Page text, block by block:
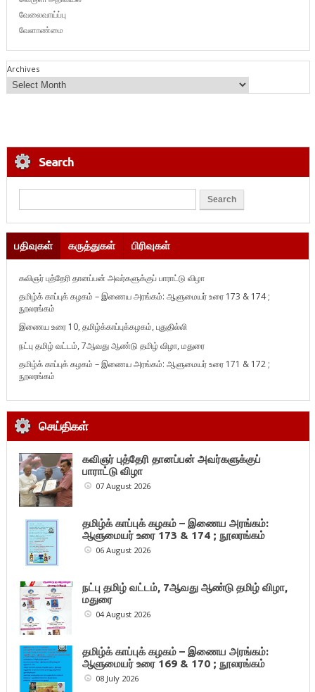
வேலைவாய்ப்பு
வேளாண்மை
Archives
Search
பதிவுகள் கருத்துகள் பிரிவுகள்
கவிஞர் புத்தேரி தானப்பன் அவர்களுக்குப் பாராட்டு விழா
தமிழ்க் காப்புக் கழகம் – இணைய அரங்கம்: ஆளுமையர் உரை 173 & 174 ;
நூலரங்கம்
இணைய உரை 10, தமிழ்க்காப்புக்கழகம், புதுதில்லி
நட்பு தமிழ் வட்டம், 7ஆவது ஆண்டு தமிழ் விழா, மதுரை
தமிழ்க் காப்புக் கழகம் – இணைய அரங்கம்: ஆளுமையர் உரை 171 & 172 ;
நூலரங்கம்
செய்திகள்
கவிஞர் புத்தேரி தானப்பன் அவர்களுக்குப்
பாராட்டு விழா
07 August 2026
தமிழ்க் காப்புக் கழகம் – இணைய அரங்கம்:
ஆளுமையர் உரை 173 & 174 ; நூலரங்கம்
06 August 2026
நட்பு தமிழ் வட்டம், 7ஆவது ஆண்டு தமிழ் விழா,
மதுரை
04 August 2026
தமிழ்க் காப்புக் கழகம் – இணைய அரங்கம்:
ஆளுமையர் உரை 169 & 170 ; நூலரங்கம்
08 July 2026